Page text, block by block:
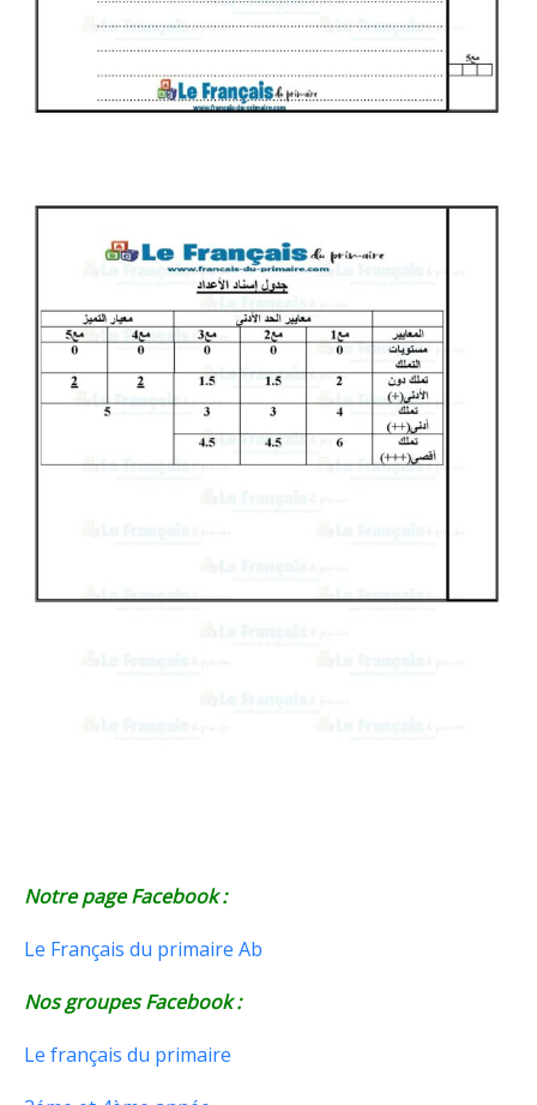
Notre page Facebook :
Le Français du primaire Ab
Nos groupes Facebook :
Le français du primaire